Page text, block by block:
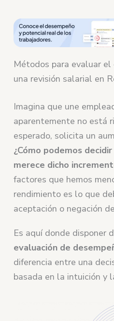
Métodos para evaluar
una revisión salarial en
Imagina que une
aparentemente no está
esperado, solicita un
¿Cómo podemos
merece dicho
factores que hemos
rendimiento es lo que
aceptación o negación
Es aquí donde disponer
evaluación de
diferencia entre una
basada en la intuición y